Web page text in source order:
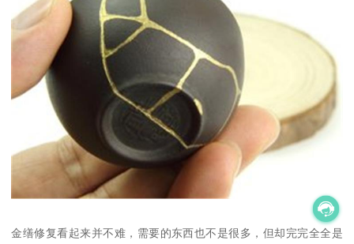
金缮修复看起来并不难，需要的东西也不是很多，但却完完全全是